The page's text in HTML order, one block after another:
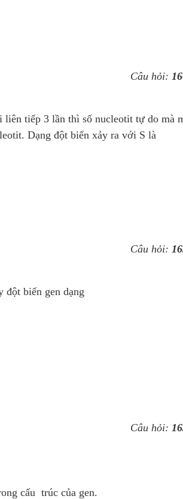
Câu hỏi:
liên tiếp 3 lần thì số nucleotit tự do mà
Dạng đột biến xảy ra với S là
Câu hỏi:
đột biến gen dạng
Câu hỏi:
cấu trúc của gen.